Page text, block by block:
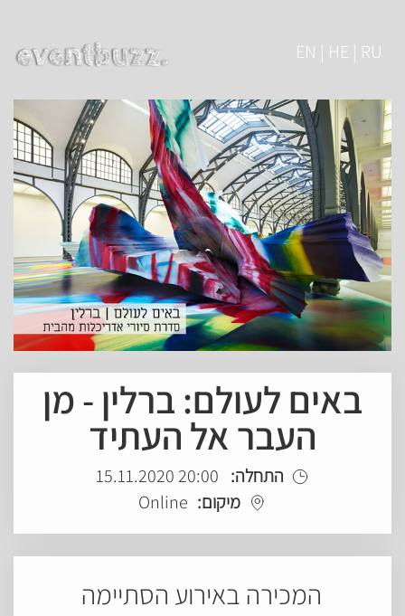
EN | HE | RU
באים לעולם: ברלין - מן
העבר אל העתיד
התחלה: 20:00 15.11.2020
מיקום: Online
המכירה באירוע הסתיימה